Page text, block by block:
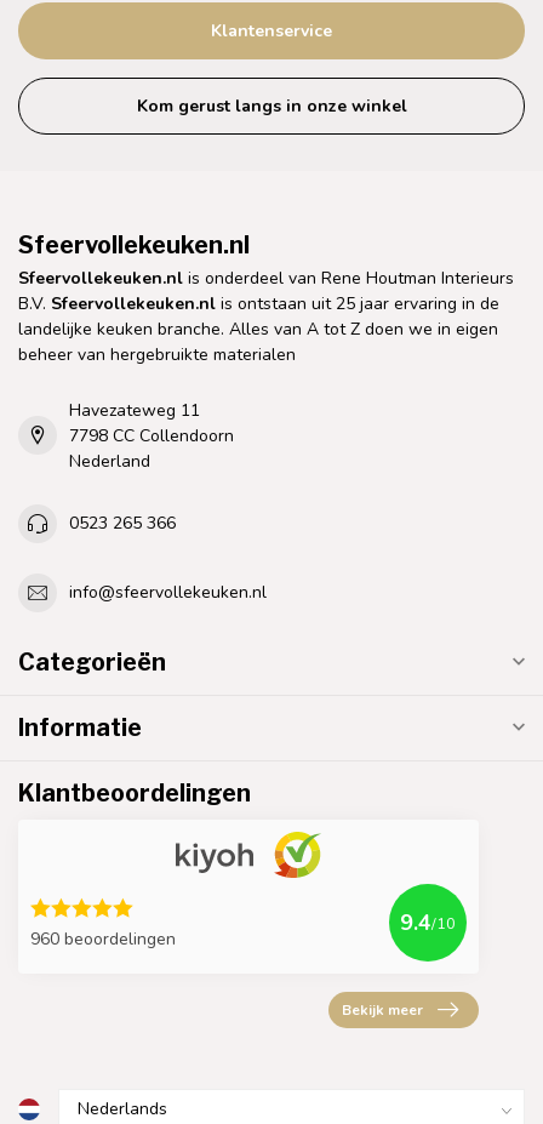
Klantenservice
Kom gerust langs in onze winkel
Sfeervollekeuken.nl
Sfeervollekeuken.nl is onderdeel van Rene Houtman Interieurs
B.V. Sfeervollekeuken.nl is ontstaan uit 25 jaar ervaring in de
landelijke keuken branche. Alles van A tot Z doen we in eigen
beheer van hergebruikte materialen
Havezateweg 11
7798 CC Collendoorn
Nederland
0523 265 366
info@sfeervollekeuken.nl
Categorieën
Informatie
Klantbeoordelingen
960 beoordelingen
9.4/10
Bekijk meer